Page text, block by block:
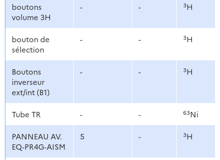
boutons
volume 3H
- - 3H
bouton de
sélection
- - 3H
Boutons
inverseur
ext/int (B1)
- - 3H
Tube TR - - 63Ni
PANNEAU AV.
EQ-PR4G-AISM
5 - 3H